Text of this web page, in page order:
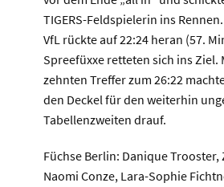
TIGERS-Feldspielerin ins
VfL rückte auf 22:24 heran (57.
Spreefüxxe retteten sich ins Ziel.
zehnten Treffer zum 26:22
den Deckel für den weiterhin
Tabellenzweiten drauf.
Füchse Berlin: Danique Trooster,
Naomi Conze, Lara-Sophie